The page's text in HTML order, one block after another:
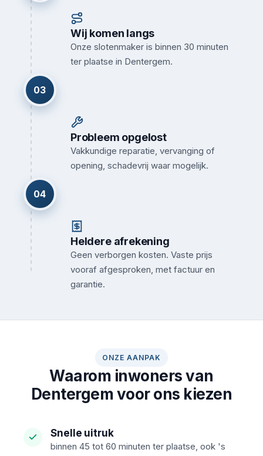
Wij komen langs
Onze slotenmaker is binnen 30 minuten
ter plaatse in Dentergem.
03
Probleem opgelost
Vakkundige reparatie, vervanging of
opening, schadevrij waar mogelijk.
04
Heldere afrekening
Geen verborgen kosten. Vaste prijs
vooraf afgesproken, met factuur en
garantie.
ONZE AANPAK
Waarom inwoners van
Dentergem voor ons kiezen
Snelle uitruk
binnen 45 tot 60 minuten ter plaatse, ook 's